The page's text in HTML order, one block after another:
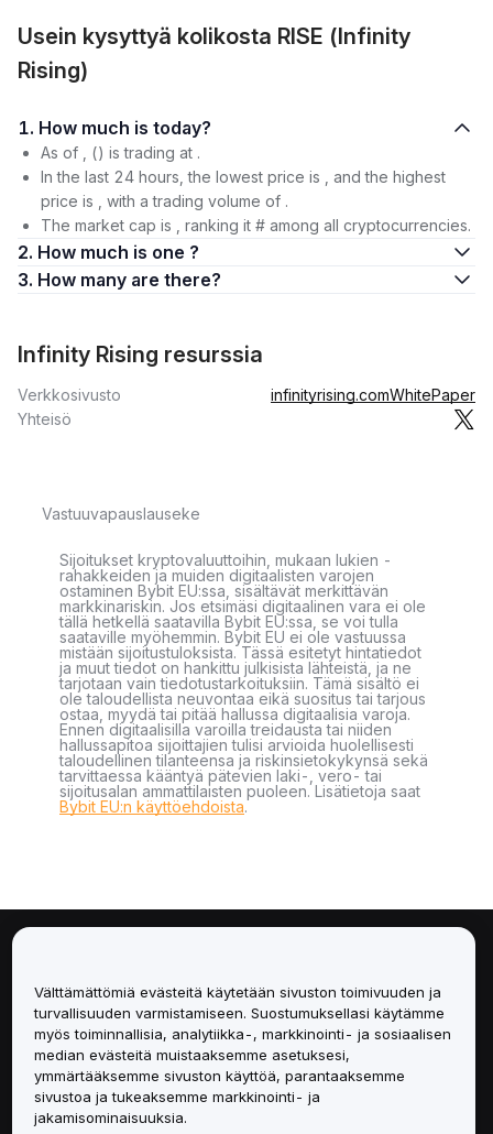
Usein kysyttyä kolikosta RISE (Infinity
Rising)
1. How much is today?
As of , () is trading at .
In the last 24 hours, the lowest price is , and the highest
price is , with a trading volume of .
The market cap is , ranking it # among all cryptocurrencies.
2. How much is one ?
3. How many are there?
Infinity Rising resurssia
Verkkosivusto infinityrising.comWhitePaper
Yhteisö
Vastuuvapauslauseke
Sijoitukset kryptovaluuttoihin, mukaan lukien -
rahakkeiden ja muiden digitaalisten varojen
ostaminen Bybit EU:ssa, sisältävät merkittävän
markkinariskin. Jos etsimäsi digitaalinen vara ei ole
tällä hetkellä saatavilla Bybit EU:ssa, se voi tulla
saataville myöhemmin. Bybit EU ei ole vastuussa
mistään sijoitustuloksista. Tässä esitetyt hintatiedot
ja muut tiedot on hankittu julkisista lähteistä, ja ne
tarjotaan vain tiedotustarkoituksiin. Tämä sisältö ei
ole taloudellista neuvontaa eikä suositus tai tarjous
ostaa, myydä tai pitää hallussa digitaalisia varoja.
Ennen digitaalisilla varoilla treidausta tai niiden
hallussapitoa sijoittajien tulisi arvioida huolellisesti
taloudellinen tilanteensa ja riskinsietokykynsä sekä
tarvittaessa kääntyä pätevien laki-, vero- tai
sijoitusalan ammattilaisten puoleen. Lisätietoja saat
Bybit EU:n käyttöehdoista.
Palvelut
Tuki
Tuotteet
Välttämättömiä evästeitä käytetään sivuston toimivuuden ja
turvallisuuden varmistamiseen. Suostumuksellasi käytämme
myös toiminnallisia, analytiikka-, markkinointi- ja sosiaalisen
median evästeitä muistaaksemme asetuksesi,
ymmärtääksemme sivuston käyttöä, parantaaksemme
sivustoa ja tukeaksemme markkinointi- ja
jakamisominaisuuksia.